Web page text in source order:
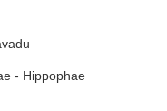
- Hippophae